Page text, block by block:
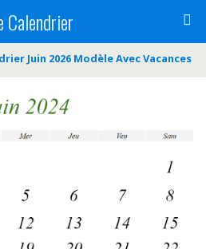
Calendrier
Juin 2026 Modèle Avec Vacances